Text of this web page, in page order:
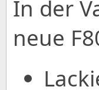
In der
neue